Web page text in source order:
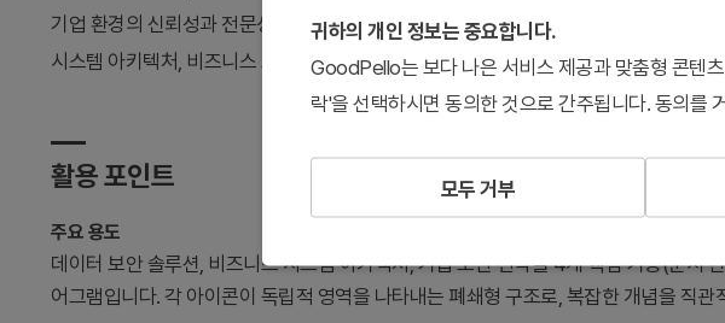
기업 환경의 신뢰성과 전문성을 강조하며, 16:9 와이드스크린 비율의 PPTX 형식으로
시스템 아키텍처, 비즈니스 프로세스 소개 슬라이드로 활용할 수 있습니다.
활용 포인트
주요 용도
데이터 보안 솔루션, 비즈니스 시스템 아키텍처, 기업 보안 전략을 4개 핵심 기능(문서
어그램입니다. 각 아이콘이 독립적 영역을 나타내는 폐쇄형 구조로, 복잡한 개념을 직관
귀하의 개인 정보는 중요합니다.
GoodPello는 보다 나은 서비스 제공과 맞춤형 콘텐
락'을 선택하시면 동의한 것으로 간주됩니다. 동의를
모두 거부